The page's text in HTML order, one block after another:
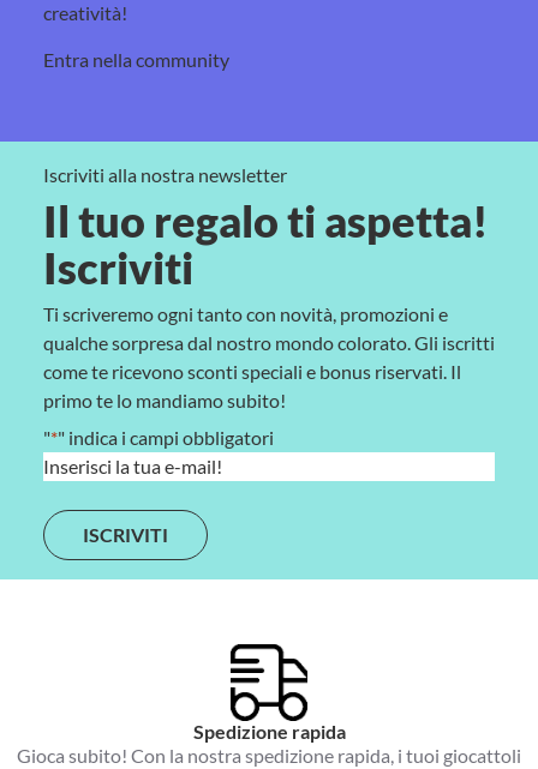
creatività!
Entra nella community
Iscriviti alla nostra newsletter
Il tuo regalo ti aspetta!
Iscriviti
Ti scriveremo ogni tanto con novità, promozioni e
qualche sorpresa dal nostro mondo colorato. Gli iscritti
come te ricevono sconti speciali e bonus riservati. Il
primo te lo mandiamo subito!
"*" indica i campi obbligatori
E
a
i
l
Spedizione rapida
Gioca subito! Con la nostra spedizione rapida, i tuoi giocattoli